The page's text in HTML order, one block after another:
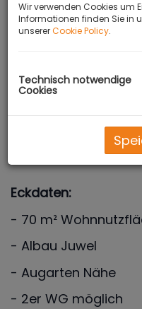
wunderschöne 2-
Eckdaten:
- 70 m²
- Albau Juwel
- Augarten Nähe
- 2er WG möglich
Wir verwenden Cookies um
Informationen finden Sie in
unsererCookie Policy.
Technisch notwendige
Cookies